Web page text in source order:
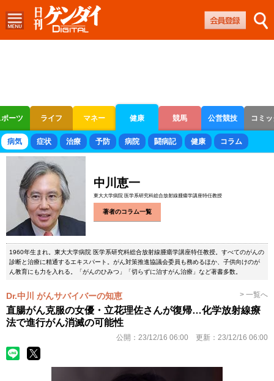
ーツ ライフ マネー 健康 競馬 公営競技 コミ
ボートレース 競輪 オートレース
病気 症状 治療 予防 病院 闘病記 健康 コラム
中川恵一
東大大学病院 医学系研究科総合放射線腫瘍学講座特任教授
著者のコラム一覧
1960年生まれ。東大大学病院 医学系研究科総合放射線腫瘍学講座特任教授。すべてのがんの
診断と治療に精通するエキスパート。がん対策推進協議会委員も務めるほか、子供向けのが
ん教育にも力を入れる。「がんのひみつ」「切らずに治すがん治療」など著書多数。
Dr.中川 がんサバイバーの知恵 > 一覧へ
直腸がん克服の女優・立花理佐さんが復帰…化学放射線療
法で進行がん消滅の可能性
公開： 23/12/16 06:00 更新： 23/12/16 06:00